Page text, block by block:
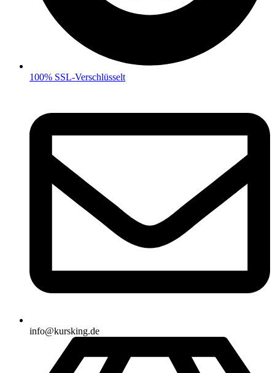
100% SSL-Verschlüsselt
info@kursking.de